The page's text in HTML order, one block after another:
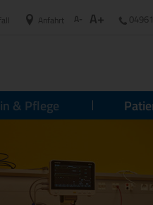
Anfahrt A- A+
& Pflege